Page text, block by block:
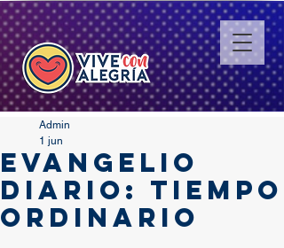
EVANGELIO
DIARIO: TIEMPO
ORDINARIO
Admin
1 jun